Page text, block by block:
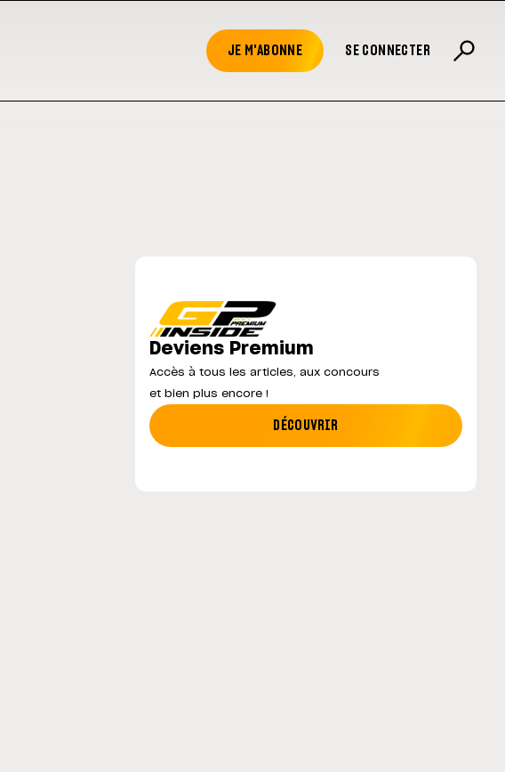
JE M'ABONNE SE CONNECTER
et vise un retour en
MotoGP : les cinq constructeurs signent un
Deviens Premium
Accès à tous les articles, aux concours
et bien plus encore !
DÉCOUVRIR